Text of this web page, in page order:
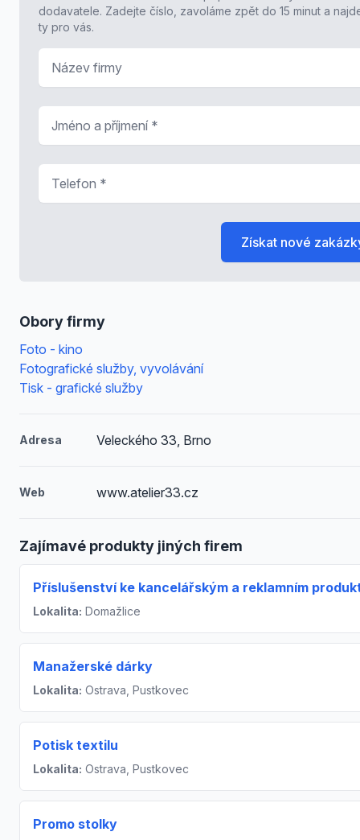
Obory firmy
Foto - kino
Fotografické služby, vyvolávání
Tisk - grafické služby
Adresa Veleckého 33, Brno
Web www.atelier33.cz
Zajímavé produkty jiných firem
Příslušenství ke kancelářským a reklamním
Lokalita: Domažlice
Manažerské dárky
Lokalita: Ostrava, Pustkovec
Potisk textilu
Lokalita: Ostrava, Pustkovec
Promo stolky
dodavatele. Zadejte číslo, zavoláme zpět do 15 minut a
ty pro vás.
Získat nové